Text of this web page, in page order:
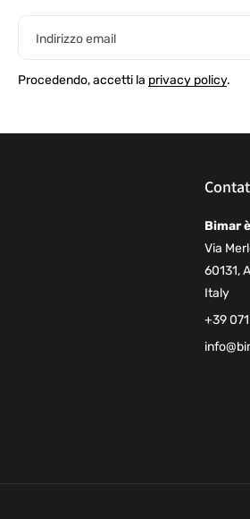
Indirizzo email
Procedendo, accetti la privacy policy.
Bimar
Via
60131,
Italy
+39